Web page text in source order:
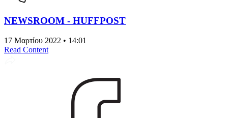
NEWSROOM - HUFFPOST
17 Μαρτίου 2022 • 14:01
Read Content